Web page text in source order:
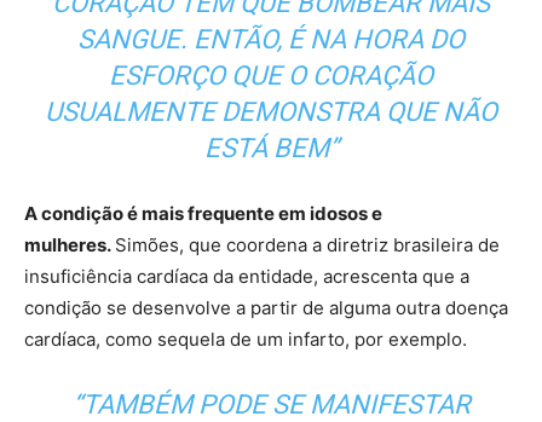
SANGUE. ENTÃO, É NA HORA DO
ESFORÇO QUE O CORAÇÃO
USUALMENTE DEMONSTRA QUE NÃO
ESTÁ BEM”
A condição é mais frequente em idosos e
mulheres. Simões, que coordena a diretriz brasileira de
insuficiência cardíaca da entidade, acrescenta que a
condição se desenvolve a partir de alguma outra doença
cardíaca, como sequela de um infarto, por exemplo.
“TAMBÉM PODE SE MANIFESTAR